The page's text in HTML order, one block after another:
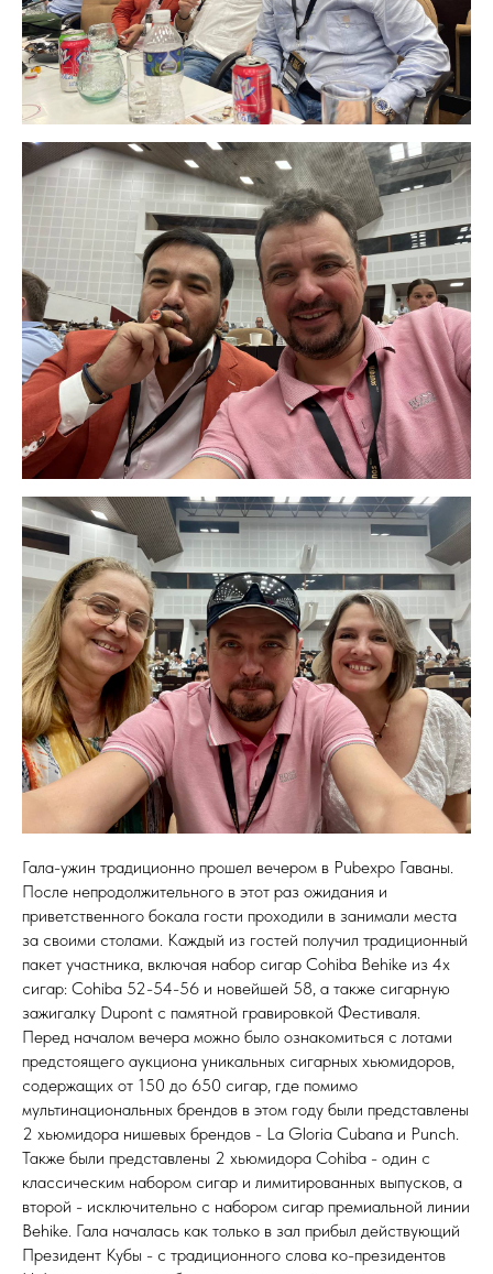
Гала-ужин традиционно прошел вечером в Pubexpo Гаваны.
После непродолжительного в этот раз ожидания и
приветственного бокала гости проходили в занимали места
за своими столами. Каждый из гостей получил традиционный
пакет участника, включая набор сигар Cohiba Behike из 4х
сигар: Cohiba 52-54-56 и новейшей 58, а также сигарную
зажигалку Dupont с памятной гравировкой Фестиваля.
Перед началом вечера можно было ознакомиться с лотами
предстоящего аукциона уникальных сигарных хьюмидоров,
содержащих от 150 до 650 сигар, где помимо
мультинациональных брендов в этом году были представлены
2 хьюмидора нишевых брендов - La Gloria Cubana и Punch.
Также были представлены 2 хьюмидора Cohiba - один с
классическим набором сигар и лимитированных выпусков, а
второй - исключительно с набором сигар премиальной линии
Behike. Гала началась как только в зал прибыл действующий
Президент Кубы - с традиционного слова ко-президентов